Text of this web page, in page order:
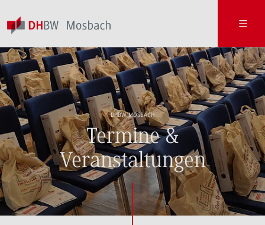
DHBW MOSBACH
Termine &
Veranstaltungen